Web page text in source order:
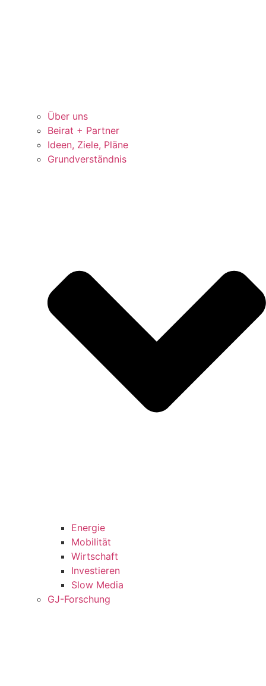
Über uns
Beirat + Partner
Ideen, Ziele, Pläne
Grundverständnis
Energie
Mobilität
Wirtschaft
Investieren
Slow Media
GJ-Forschung